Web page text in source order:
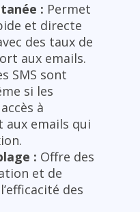
: Permet
et directe
des taux de
aux emails.
SMS sont
si les
à
emails qui
: Offre des
et de
des